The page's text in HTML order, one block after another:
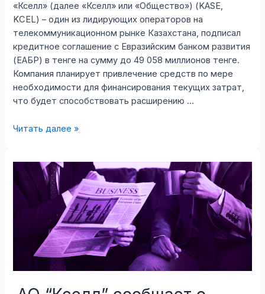
«Кселл» (далее «Кселл» или «Общество») (KASE,
KCEL) – один из лидирующих операторов на
телекоммуникационном рынке Казахстана, подписал
кредитное соглашение с Евразийским банком развития
(ЕАБР) в тенге на сумму до 49 058 миллионов тенге.
Компания планирует привлечение средств по мере
необходимости для финансирования текущих затрат,
что будет способствовать расширению …
АО
о
подписании
кредитного
соглашения
Евразийским
банком
Читать далее »